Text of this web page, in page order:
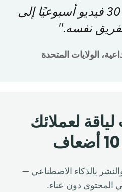
انتقلنا من مونتاج 30 فيديو أسبوعيًا إلى
"
الولايات المتحدة
لعملائك
بالذكاء الاصطناعي —
المحتوى دون عناء.